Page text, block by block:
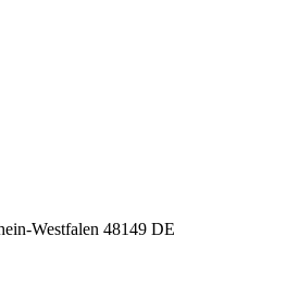
Westfalen 48149 DE